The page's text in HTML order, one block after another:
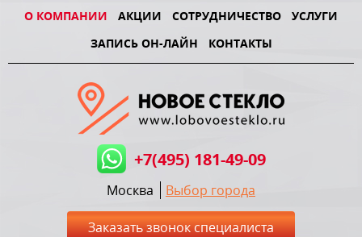
О КОМПАНИИ АКЦИИ СОТРУДНИЧЕСТВО
УСЛУГИ
ЗАПИСЬ ОН-ЛАЙН
КОНТАКТЫ
+7(495) 181-49-09
Москва Выбор города
Заказать звонок специалиста